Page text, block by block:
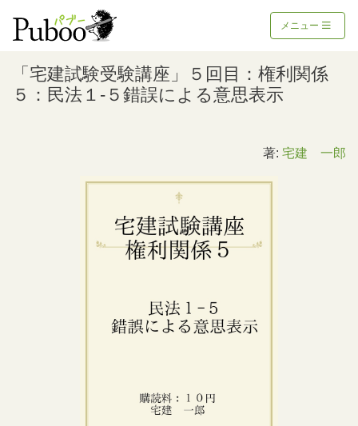
メニュー
「宅建試験受験講座」５回目：権利関係
５：民法１-５錯誤による意思表示
著: 宅建 一郎